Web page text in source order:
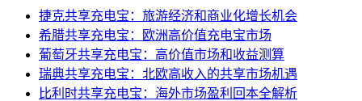
捷克共享充电宝：旅游经济和商业化增长机会
希腊共享充电宝：欧洲高价值充电宝市场
葡萄牙共享充电宝：高价值市场和收益测算
瑞典共享充电宝：北欧高收入的共享市场机遇
比利时共享充电宝：海外市场盈利回本全解析